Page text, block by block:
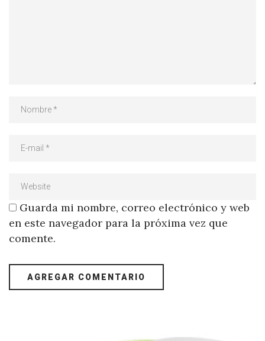
Guarda mi nombre, correo electrónico y web
en este navegador para la próxima vez que
comente.